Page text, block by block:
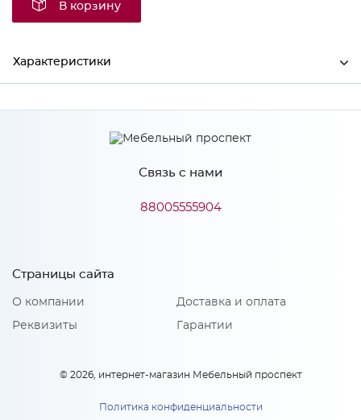
В корзину
Характеристики
Производитель МиФ
Ультрамарин белый
Связь с нами
88005555904
Страницы сайта
О компании
Реквизиты
Доставка и оплата
Гарантии
© 2026, интернет-магазин Мебельный проспект
Политика конфиденциальности